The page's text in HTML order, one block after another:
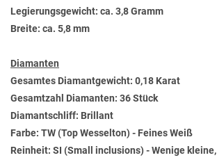
Legierungsgewicht: ca. 3,8 Gramm
Breite: ca. 5,8 mm
Diamanten
Gesamtes Diamantgewicht: 0,18 Karat
Gesamtzahl Diamanten: 36 Stück
Diamantschliff: Brillant
Farbe: TW (Top Wesselton) - Feines Weiß
Reinheit: SI (Small inclusions) - Wenige